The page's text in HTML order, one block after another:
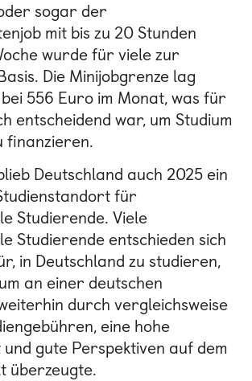
sogar der
mit bis zu 20 Stunden
wurde für viele zur
Die Minijobgrenze lag
556 Euro im Monat, was für
entscheidend war, um Studium
finanzieren.
Deutschland auch 2025 ein
für
Studierende. Viele
Studierende entschieden sich
in Deutschland zu studieren,
an einer deutschen
durch vergleichsweise
eine hohe
gute Perspektiven auf dem
überzeugte.